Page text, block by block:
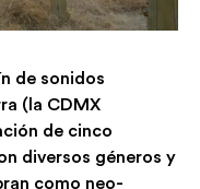
de sonidos
(la CDMX
de cinco
diversos géneros y
como neo-